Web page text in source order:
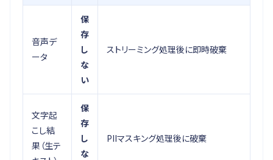
音声デ
ータ
保
存
し
な
い
ストリーミング処理後に即時破棄
文字起
こし結
果（生テ
保
存
し
な
PIIマスキング処理後に破棄